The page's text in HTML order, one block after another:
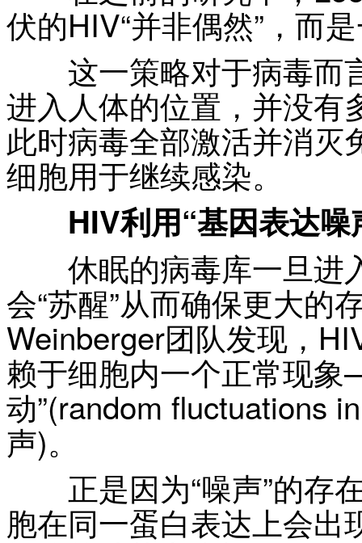
伏的HIV“并非偶然”，而
这一策略对于病毒而
进入人体的位置，并没有
此时病毒全部激活并消
细胞用于继续感染。
HIV利用“基因表达噪
休眠的病毒库一旦进
会“苏醒”从而确保更大的
Weinberger团队发现，
赖于细胞内一个正常现
动”(random fluctuations
声)。
正是因为“噪声”的存
胞在同一蛋白表达上会